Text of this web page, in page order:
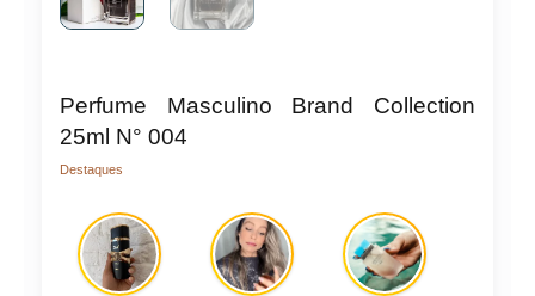
Perfume Masculino Brand Collection
25ml N° 004
Destaques